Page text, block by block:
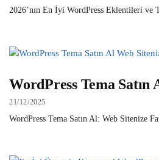
2026’nın En İyi WordPress Eklentileri ve
WordPress Tema
21/12/2025
WordPress Tema Satın Al: Web Sitenize